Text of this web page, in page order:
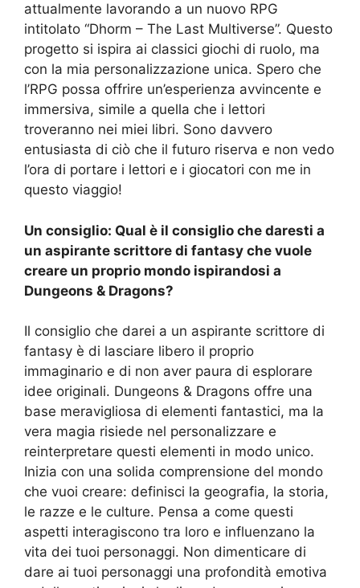
attualmente lavorando a un nuovo RPG
intitolato “Dhorm – The Last Multiverse”. Questo
progetto si ispira ai classici giochi di ruolo, ma
con la mia personalizzazione unica. Spero che
l’RPG possa offrire un’esperienza avvincente e
immersiva, simile a quella che i lettori
troveranno nei miei libri. Sono davvero
entusiasta di ciò che il futuro riserva e non vedo
l’ora di portare i lettori e i giocatori con me in
questo viaggio!
Un consiglio: Qual è il consiglio che daresti a
un aspirante scrittore di fantasy che vuole
creare un proprio mondo ispirandosi a
Dungeons & Dragons?
Il consiglio che darei a un aspirante scrittore di
fantasy è di lasciare libero il proprio
immaginario e di non aver paura di esplorare
idee originali. Dungeons & Dragons offre una
base meravigliosa di elementi fantastici, ma la
vera magia risiede nel personalizzare e
reinterpretare questi elementi in modo unico.
Inizia con una solida comprensione del mondo
che vuoi creare: definisci la geografia, la storia,
le razze e le culture. Pensa a come questi
aspetti interagiscono tra loro e influenzano la
vita dei tuoi personaggi. Non dimenticare di
dare ai tuoi personaggi una profondità emotiva